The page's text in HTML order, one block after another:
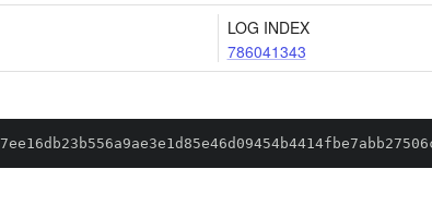
LOG INDEX
786041343